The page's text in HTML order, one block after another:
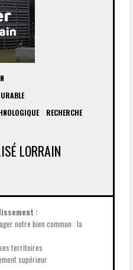
RECHERCHE
LORRAIN
:
notre bien commun : la
territoires
supérieur